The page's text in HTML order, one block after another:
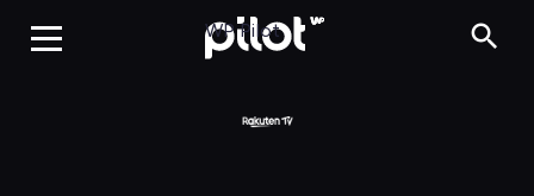
Piąta Fala
WP Pilot